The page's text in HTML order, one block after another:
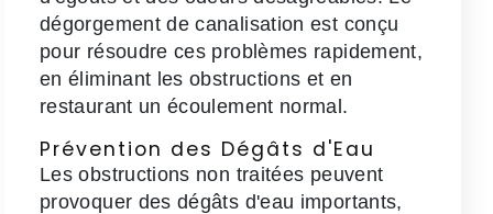
dégorgement de canalisation est conçu
pour résoudre ces problèmes rapidement,
en éliminant les obstructions et en
restaurant un écoulement normal.
Prévention des Dégâts d'Eau
Les obstructions non traitées peuvent
provoquer des dégâts d'eau importants,